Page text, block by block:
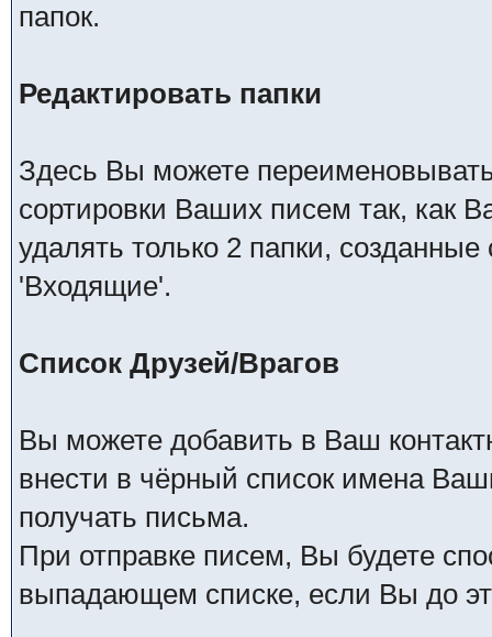
папок.
Редактировать папки
Здесь Вы можете
сортировки Ваших писем так, как
удалять только 2 папки,
'Входящие'.
Список Друзей/Врагов
Вы можете добавить в Ваш
внести в чёрный список имена
получать письма.
При отправке писем, Вы будете
выпадающем списке, если Вы до